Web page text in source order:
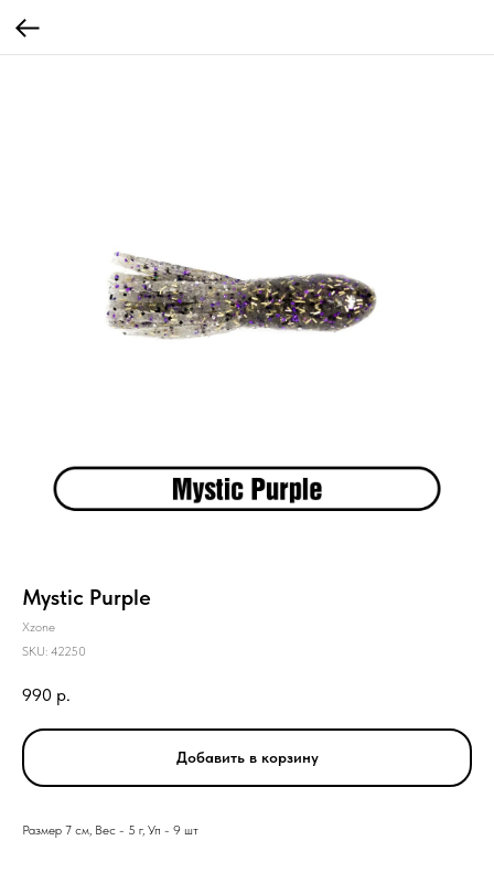
Mystic Purple
Xzone
SKU: 42250
990 р.
Добавить в корзину
Размер 7 см, Вес - 5 г, Уп - 9 шт